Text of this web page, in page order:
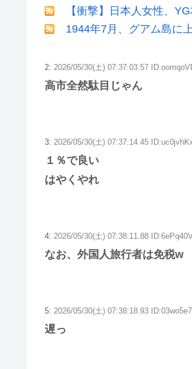
【衝撃】日本人女性、
1944年7月、グアム島に
2: 2026/05/30(土) 07:37:03.57
高市全然駄目じゃん
3: 2026/05/30(土) 07:37:14.45
１％で良い
はやくやれ
4: 2026/05/30(土) 07:38:11.88
なお、外国人旅行者は免税w
5: 2026/05/30(土) 07:38:18.93
遅っ